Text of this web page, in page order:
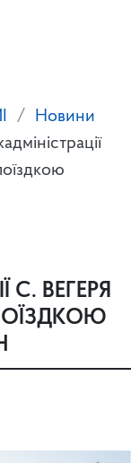
Новини
С. ВЕГЕРЯ